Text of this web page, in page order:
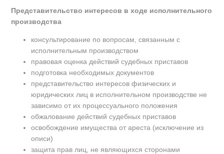
Представительство интересов в ходе исполнительного
производства
консультирование по вопросам, связанным с
исполнительным производством
правовая оценка действий судебных приставов
подготовка необходимых документов
представительство интересов физических и
юридических лиц в исполнительном производстве не
зависимо от их процессуального положения
обжалование действий судебных приставов
освобождение имущества от ареста (исключение из
описи)
защита прав лиц, не являющихся сторонами